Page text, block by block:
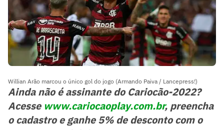
Willian Arão marcou o único gol do jogo (Armando Paiva / Lancepress!)
Ainda não é assinante do Cariocão-2022?
Acesse www.cariocaoplay.com.br, preencha
o cadastro e ganhe 5% de desconto com o